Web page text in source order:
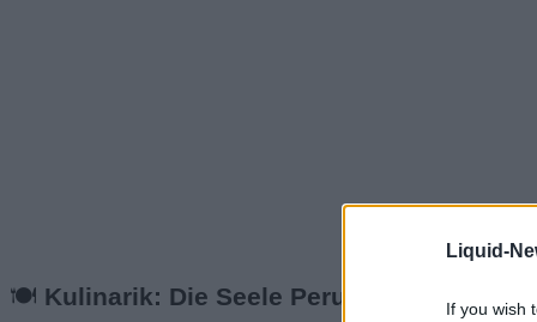
Liquid-
If you wish
🍽️ Kulinarik: Die Seele Perus auf dem Teller